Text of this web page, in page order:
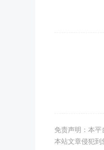
免责声明：本
本站文章侵犯到